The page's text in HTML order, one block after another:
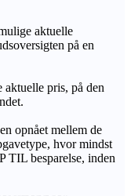
aktuelle
på en
pris, på den
opnået mellem de
hvor mindst
TIL besparelse, inden